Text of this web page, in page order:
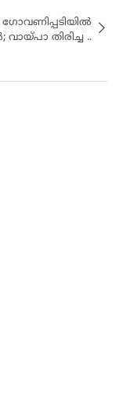
വായ്പാ തിരിച്ച ..